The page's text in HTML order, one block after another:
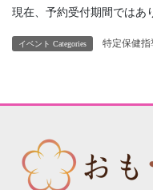
現在、予約受付期間ではあ
イベント Categories 特定保健